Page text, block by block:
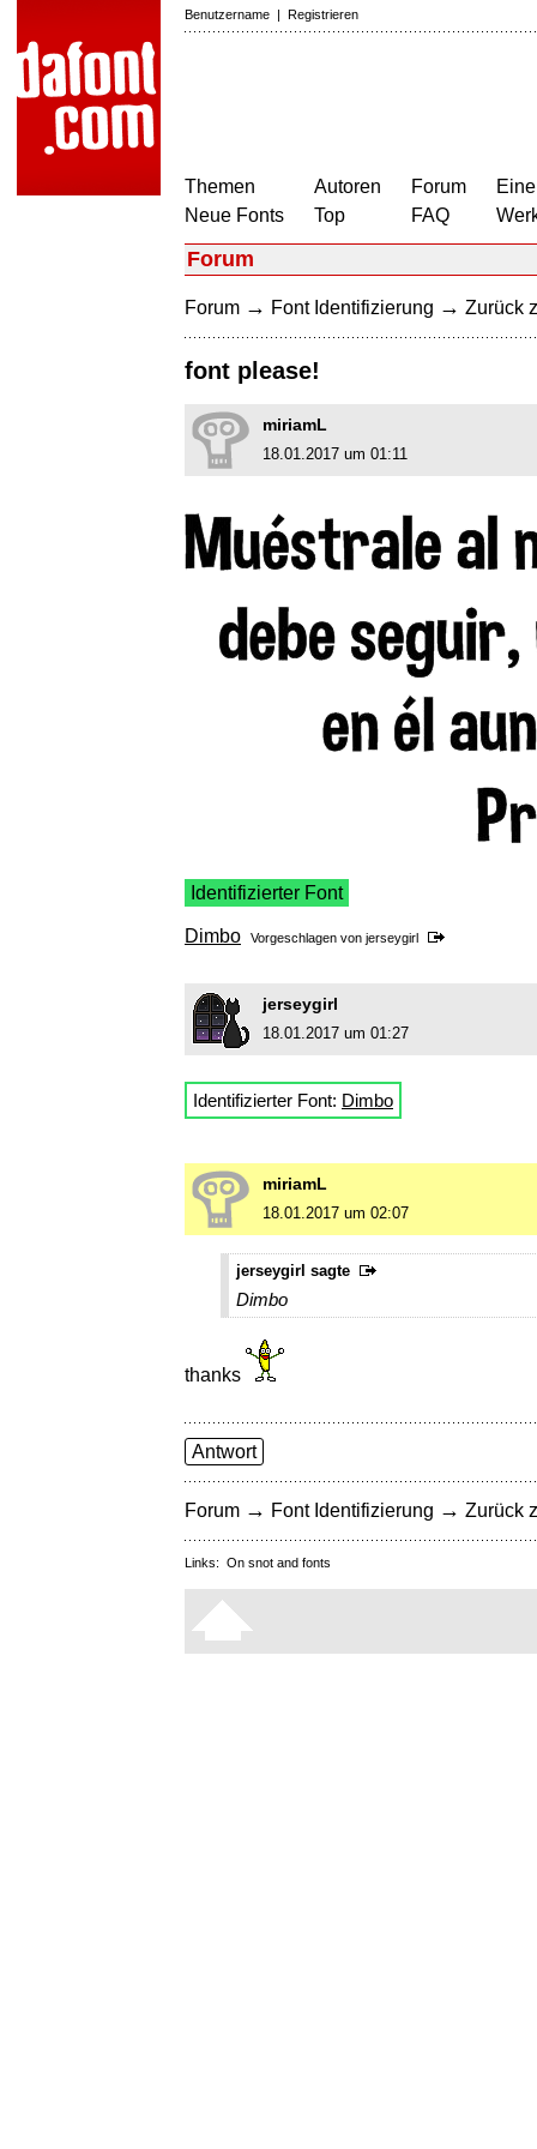
Benutzername | Registrieren
Themen
Neue Fonts
Autoren
Top
Forum
FAQ
Forum
Forum → Font Identifizierung → Zurück
font please!
miriamL
18.01.2017 um 01:11
Identifizierter Font
Dimbo Vorgeschlagen von jerseygirl
jerseygirl
18.01.2017 um 01:27
Identifizierter Font: Dimbo
miriamL
18.01.2017 um 02:07
jerseygirl sagte
Dimbo
thanks
Antwort
Forum → Font Identifizierung → Zurück
Links: On snot and fonts